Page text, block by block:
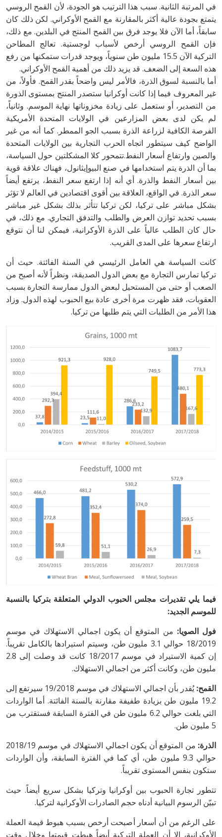
في المرتبة الثانية. سبب هذا الترتيب هو الجودة، لأن القمح الروسي
يتمتع بجودة عالية أكثر بالمقارنة مع القمح الأوكراني. لكن ذلك كان
سابقاً، أما الآن فلا يوجد فرق بين القمح المنتج في البلدين. مع ذلك،
فإن القمح الروسي أرخص لأسباب لوجستية. تعالج المطاحن
التركية الآن 15.5 مليون طن سنوياً، ويوجد قدرات ستمكنها من رفع
هذه السعة إلى الضعف. قد يزيد ذلك من أهمية القمح الأوكراني.
أما بالنسبة لسوق الذرة، فالأمر ليس واضحاً بقدر القمح. فأولاً، من
غير المعروف فيما إذا كانت أوكرانيا ستصدر المنتج بمستوى الذورة
من التصدير، أو ستعمل على زيادة مخزوناتها نهاية الموسم. وثانياً،
لم يكن لدى بعض المزارعين في الولايات المتحدة الأمريكية
الفرصة الكافية لزراعة الذرة بسبب الجو الممطر. كما أنه من غير
الواضح كيف سيتطور اتجاه الحرب التجارية بين الولايات المتحدة
والصين وارتفاع أسعار النفط.تتمحور كلا المشكلتين حول السياسة،
بما أن الذرة يتم استخدامها في صنع البيوإيثانول، فهناك علاقة قوية
بين أسعار النفط والذرة. أي أنه إذا ارتفع سعر النفط، يرتفع أيضاً
سعر الذرة. في الواقع، العلاقة بين أقوى اقتصادين في العالم لا تؤثر
بشكل مباشر على تركيا، لكن تركيا تتأثر بذلك بشكل غير مباشر
بسبب تحديد توازن العرض والطلب والتدفق التجاري. مع ذلك، في
حال كان الطلب عالياً على الذرة الأوكرانية، فيمكن لنا أن نتوقع
ارتفاع سعرها على المدى القريب.
كانت السياسة هي العامل الرئيسي في السنة الفائتة. حيث أن
تركيا تمارس التجارة مع بعض الدول الصديقة، ونظراً لأنه أصبح من
الصعب أو حتى من المستحيل لبعض الدول ممارسة التجارة بسبب
العقوبات، فقد ظهرت مرة أخرى عادة بيع الحبوب لهذه الدول. وزاد
هذا الأمر من الطلبات التي يتم طلبها من تركيا.
فيما يلي تقديرات مجلس الحبوب الدولي المتعلقة بتركيا بالنسبة
للموسم الجديد:
فول الصويا: من المتوقع أن يكون اجمالي الاستهلاك في موسم
18/2019 حوالي 3.1 مليون طن، وسيتم استيرادها بالكامل تقريباً.
إن كمية الاستيراد في موسم 18/2017 كانت قد وصلت إلى 2.8
مليون طن، وكانت أكثر من اجمالي الاستهلاك.
القمح:
يُقدر بأن اجمالي الاستهلاك في موسم 19/2018 سيرتفع إلى
19.2 مليون طن بزيادة طفيفة مقارنة بالسنة الفائتة. أما الواردات
التي بلغت حوالي 6.2 مليون طن في الفترة السابقة فستقترب من
5 مليون طن.
الذرة:
من المتوقع أن يكون اجمالي الاستهلاك في موسم 2018/19
حوالي 9.3 مليون طن، أي كما في الفترة السابقة، وأن الواردات
ستكون بنفس المستوى تقريباً.
تتطور تجارة الحبوب بين أوكرانيا وتركيا بشكل سريع أيضاً. حيث
تبيّن الرسوم البيانية أدناه حجم الصادرات الأوكرانية لتركيا.
على الرغم من أن أسعار أصبحت أرخص بسبب هبوط قيمة العملة
الأوكرانية، إلا أن العملة التركية أيضاً هبطت قيمتها وخلال وقت